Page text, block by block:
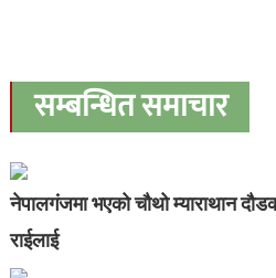
सम्बन्धित समाचार
नेपालगंजमा भएको चौथो म्याराथान
राईलाई